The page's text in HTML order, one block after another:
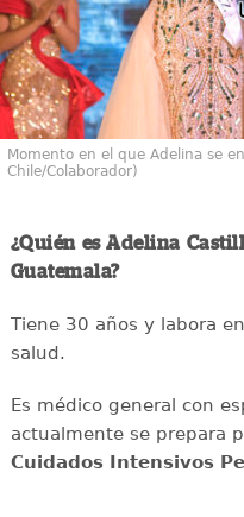
Momento en el que Adelina se
Chile/Colaborador)
¿Quién es Adelina
Guatemala?
Tiene 30 años y labora
salud.
Es médico general con
actualmente se prepara
Cuidados Intensivos